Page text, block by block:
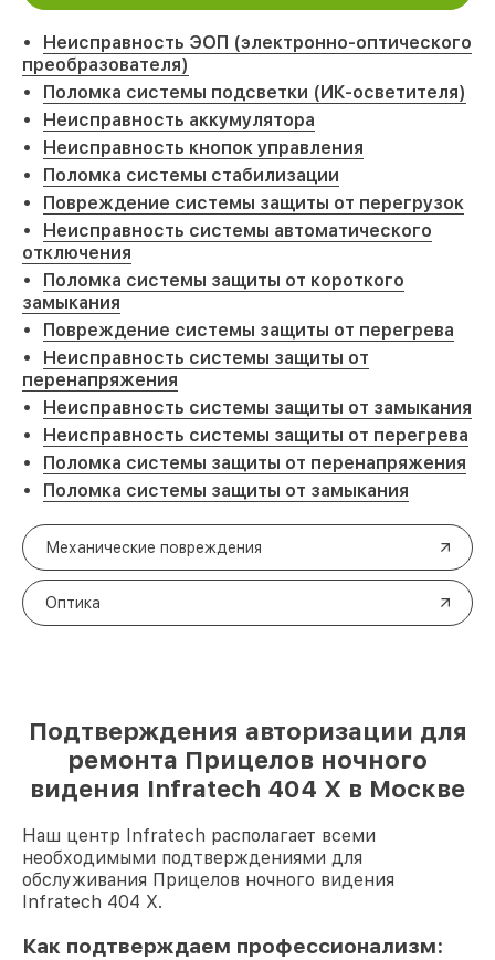
Неисправность ЭОП (электронно-оптического
преобразователя)
Поломка системы подсветки (ИК-осветителя)
Неисправность аккумулятора
Неисправность кнопок управления
Поломка системы стабилизации
Повреждение системы защиты от перегрузок
Неисправность системы автоматического
отключения
Поломка системы защиты от короткого
замыкания
Повреждение системы защиты от перегрева
Неисправность системы защиты от
перенапряжения
Неисправность системы защиты от замыкания
Неисправность системы защиты от перегрева
Поломка системы защиты от перенапряжения
Поломка системы защиты от замыкания
Механические повреждения
Оптика
Подтверждения авторизации для
ремонта Прицелов ночного
видения Infratech 404 Х в Москве
Наш центр Infratech располагает всеми
необходимыми подтверждениями для
обслуживания Прицелов ночного видения
Infratech 404 Х.
Как подтверждаем профессионализм: